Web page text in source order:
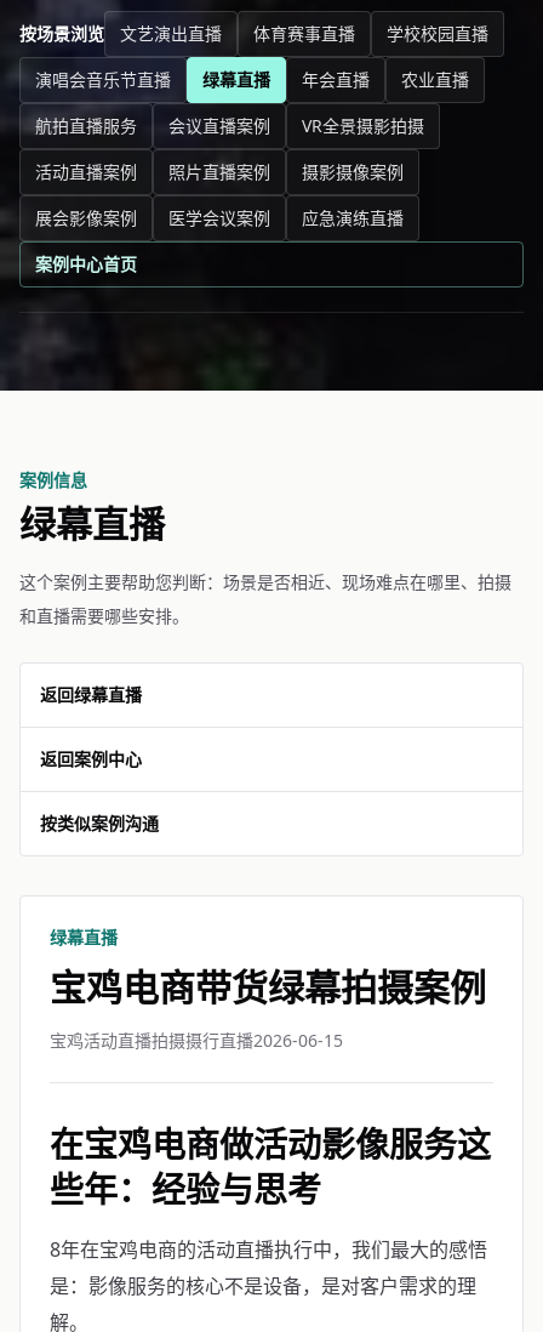
按场景浏览 文艺演出直播 体育赛事直播
学校校园直播
演唱会音乐节直播
绿幕直播 年会直播
农业直播
航拍直播服务
会议直播案例
VR全景摄影拍摄
活动直播案例
照片直播案例
摄影摄像案例
展会影像案例
医学会议案例
应急演练直播
案例中心首页
案例信息
绿幕直播
这个案例主要帮助您判断：场景是否相近、现场难点在哪里、拍摄
和直播需要哪些安排。
返回绿幕直播
返回案例中心
按类似案例沟通
绿幕直播
宝鸡电商带货绿幕拍摄案例
宝鸡活动直播拍摄摄行直播2026-06-15
在宝鸡电商做活动影像服务这
些年：经验与思考
8年在宝鸡电商的活动直播执行中，我们最大的感悟
是：影像服务的核心不是设备，是对客户需求的理
解。